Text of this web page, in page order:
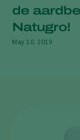
de
Natugro!
May 10, 2019